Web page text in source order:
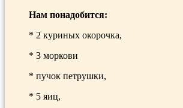
Нам понадобится:
* 2 куриных окорочка,
* 3 моркови
* пучок петрушки,
* 5 яиц,